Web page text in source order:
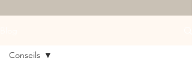
Conseils